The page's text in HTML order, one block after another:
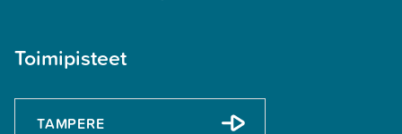
Toimipisteet
TAMPERE